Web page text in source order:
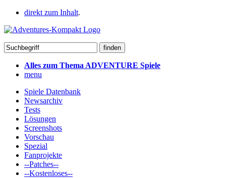
direkt zum Inhalt.
Alles zum Thema ADVENTURE Spiele
menu
Spiele Datenbank
Newsarchiv
Tests
Lösungen
Screenshots
Vorschau
Spezial
Fanprojekte
--Patches--
--Kostenloses--